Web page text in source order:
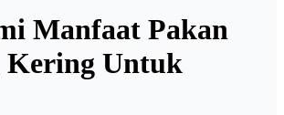
Manfaat Pakan
Kering Untuk